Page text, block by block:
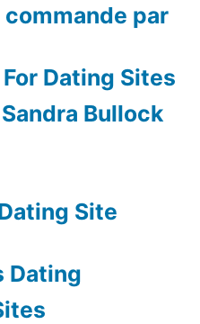
par
Dating Sites
Bullock
Site
Dating